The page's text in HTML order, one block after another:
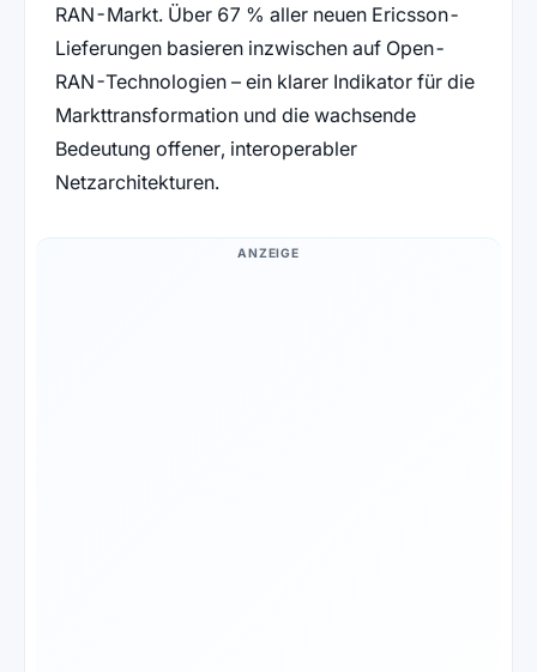
RAN-Markt. Über 67 % aller neuen Ericsson-
Lieferungen basieren inzwischen auf Open-
RAN-Technologien – ein klarer Indikator für die
Markttransformation und die wachsende
Bedeutung offener, interoperabler
Netzarchitekturen.
ANZEIGE